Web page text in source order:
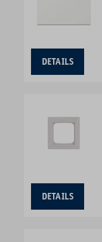
DETAILS
DETAILS